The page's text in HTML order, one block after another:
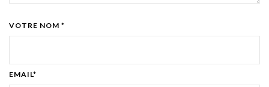
VOTRE NOM *
EMAIL*